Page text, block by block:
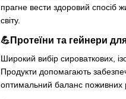
прагне вести здоровий спосіб
світу.
💪 Протеїни та гейнери
Широкий вибір сироваткових,
Продукти допомагають
оптимальний баланс поживних